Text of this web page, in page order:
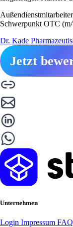
Schwerpunkt OTC
Dr. Kade
Jetzt
Unternehmen
Login Impressum FAQ